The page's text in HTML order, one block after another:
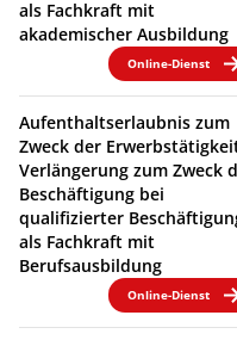
als Fachkraft mit
akademischer Ausbildung
Online-Dienst
Aufenthaltserlaubnis zum
Zweck der
Verlängerung zum Zweck
Beschäftigung bei
qualifizierter
als Fachkraft mit
Berufsausbildung
Online-Dienst